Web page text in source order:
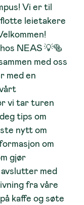
Vi er til
leietakere
NEAS 💡🥯
med oss
med en
vi tar turen
tips om
nytt om
om
gjør
med
fra våre
kaffe og søte